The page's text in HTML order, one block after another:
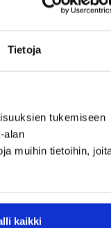
Tietoja
tukemiseen
alan
muihin tietoihin,
kaikki
MU15